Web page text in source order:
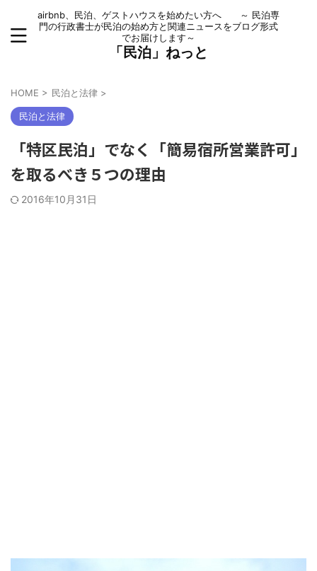
airbnb、民泊、ゲストハウスを始めたい方へ ～ 民泊専
門の行政書士が民泊の始め方と関連ニュースをブログ形式
でお届けします～
「民泊」ねっと
HOME > 民泊と法律 >
民泊と法律
「特区民泊」でなく「簡易宿所営業許可」
を取るべき５つの理由
2016年10月31日